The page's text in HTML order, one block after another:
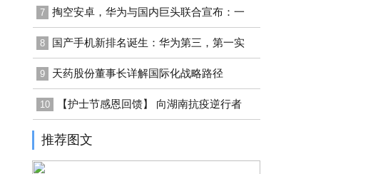
7 掏空安卓，华为与国内巨头联合宣布：一
8 国产手机新排名诞生：华为第三，第一实
9 天药股份董事长详解国际化战略路径
10 【护士节感恩回馈】 向湖南抗疫逆行者
推荐图文